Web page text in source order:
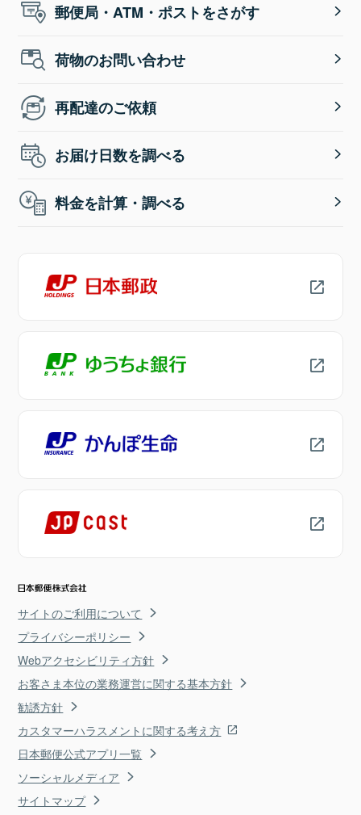
郵便局・ATM・ポストをさがす
荷物のお問い合わせ
再配達のご依頼
お届け日数を調べる
料金を計算・調べる
サイトのご利用について
プライバシーポリシー
Webアクセシビリティ方針
お客さま本位の業務運営に関する基本方針
勧誘方針
カスタマーハラスメントに関する考え方
日本郵便公式アプリ一覧
ソーシャルメディア
サイトマップ